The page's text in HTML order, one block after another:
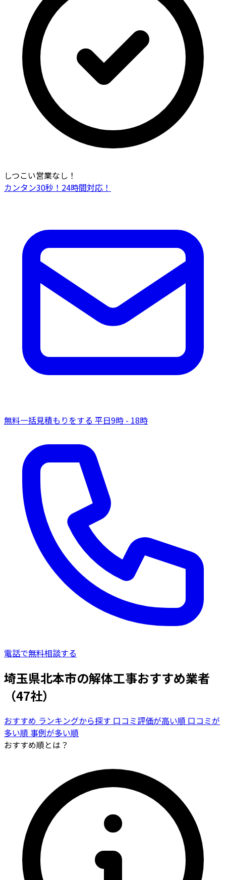
しつこい営業なし！
カンタン30秒！24時間対応！
無料一括見積もりをする 平日9時 - 18時
電話で無料相談する
埼玉県北本市の解体工事おすすめ業者
（47社）
おすすめ ランキングから探す 口コミ評価が高い順 口コミが
多い順 事例が多い順
おすすめ順とは？